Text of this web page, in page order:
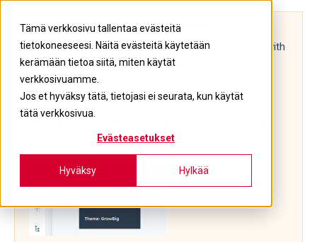
Tämä verkkosivu tallentaa evästeitä
tietokoneeseesi. Näitä evästeitä käytetään
kerämään tietoa siitä, miten käytät
verkkosivuamme.
Jos et hyväksy tätä, tietojasi ei seurata, kun käytät
tätä verkkosivua.
Evästeasetukset
Hyväksy Hylkää
The "Quick start" notification
Before you start building a HubSpot website, begin with
thishttps://youtu.be/j0NwSb_X594
And it is recommended to begin with a "quick start"
website setup tool in the theme settings.
Navigate to the theme settings in the top left corner
and select "Edit" -> "Theme: Growbig" to access the
theme settings.